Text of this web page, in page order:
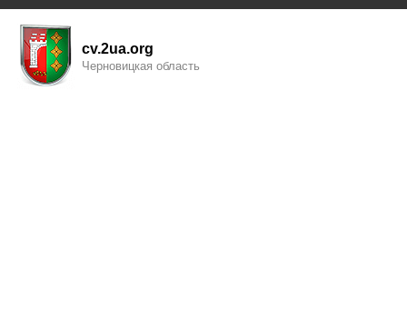
cv.2ua.org
Черновицкая область